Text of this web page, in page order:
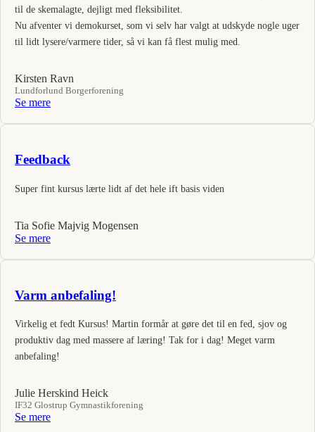
til de skemalagte, dejligt med fleksibilitet.
Nu afventer vi demokurset, som vi selv har valgt at udskyde nogle uger
til lidt lysere/varmere tider, så vi kan få flest mulig med.
Kirsten Ravn
Lundforlund Borgerforening
Se mere
Feedback
Super fint kursus lærte lidt af det hele ift basis viden
Tia Sofie Majvig Mogensen
Se mere
Varm anbefaling!
Virkelig et fedt Kursus! Martin formår at gøre det til en fed, sjov og
produktiv dag med massere af læring! Tak for i dag! Meget varm
anbefaling!
Julie Herskind Heick
IF32 Glostrup Gymnastikforening
Se mere